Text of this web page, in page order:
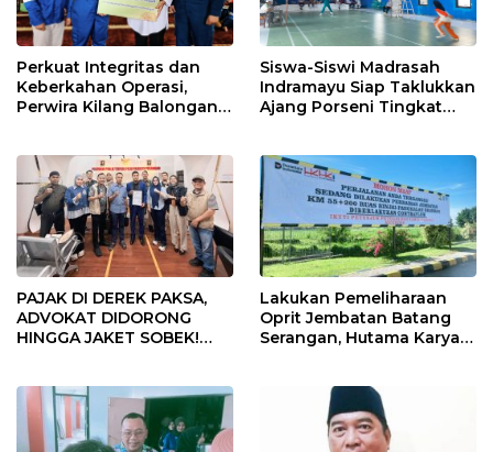
Perkuat Integritas dan
Keberkahan Operasi,
Perwira Kilang Balongan
Siswa-Siswi Madrasah
Indramayu Siap Taklukkan
Ajang Porseni Tingkat
PAJAK DI DEREK PAKSA,
ADVOKAT DIDORONG
HINGGA JAKET SOBEK!
Pekanbaru!
Lakukan Pemeliharaan
Oprit Jembatan Batang
Serangan, Hutama Karya